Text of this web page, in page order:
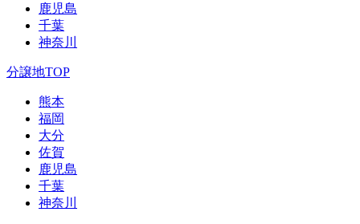
鹿児島
千葉
神奈川
分譲地TOP
熊本
福岡
大分
佐賀
鹿児島
千葉
神奈川